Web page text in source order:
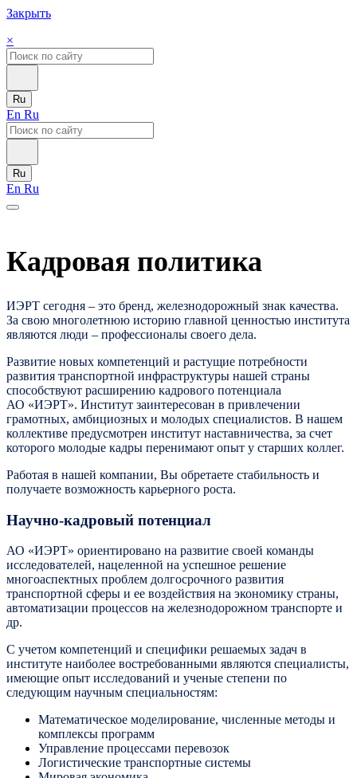
Закрыть
×
Ru
En Ru
Ru
En Ru
Кадровая политика
ИЭРТ сегодня – это бренд, железнодорожный знак качества.
За свою многолетнюю историю главной ценностью института
являются люди – профессионалы своего дела.
Развитие новых компетенций и растущие потребности
развития транспортной инфраструктуры нашей страны
способствуют расширению кадрового потенциала
АО «ИЭРТ». Институт заинтересован в привлечении
грамотных, амбициозных и молодых специалистов. В нашем
коллективе предусмотрен институт наставничества, за счет
которого молодые кадры перенимают опыт у старших коллег.
Работая в нашей компании, Вы обретаете стабильность и
получаете возможность карьерного роста.
Научно-кадровый потенциал
АО «ИЭРТ» ориентировано на развитие своей команды
исследователей, нацеленной на успешное решение
многоаспектных проблем долгосрочного развития
транспортной сферы и ее воздействия на экономику страны,
автоматизации процессов на железнодорожном транспорте и
др.
С учетом компетенций и специфики решаемых задач в
институте наиболее востребованными являются специалисты,
имеющие опыт исследований и ученые степени по
следующим научным специальностям:
Математическое моделирование, численные методы и
комплексы программ
Управление процессами перевозок
Логистические транспортные системы